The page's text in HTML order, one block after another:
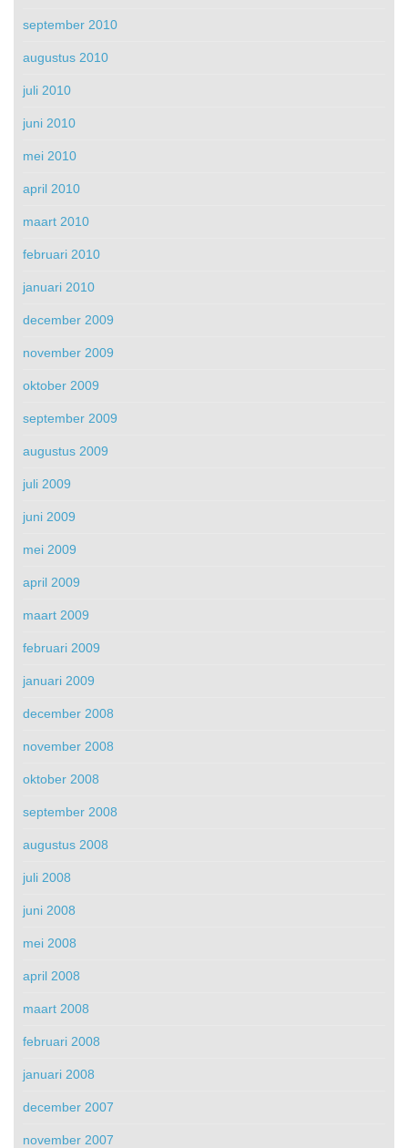
september 2010
augustus 2010
juli 2010
juni 2010
mei 2010
april 2010
maart 2010
februari 2010
januari 2010
december 2009
november 2009
oktober 2009
september 2009
augustus 2009
juli 2009
juni 2009
mei 2009
april 2009
maart 2009
februari 2009
januari 2009
december 2008
november 2008
oktober 2008
september 2008
augustus 2008
juli 2008
juni 2008
mei 2008
april 2008
maart 2008
februari 2008
januari 2008
december 2007
november 2007